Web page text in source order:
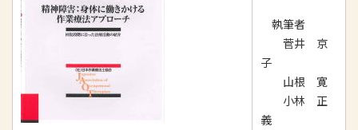
執筆者
菅井 京
子
山根 寛
小林 正
義